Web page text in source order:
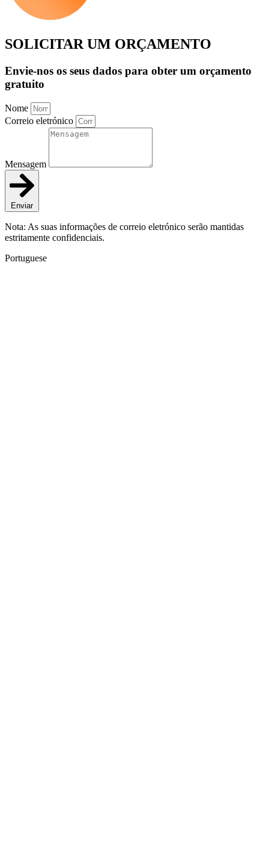
SOLICITAR UM ORÇAMENTO
Envie-nos os seus dados para obter um orçamento
gratuito
Nome
Correio eletrónico
Mensagem
Enviar
Nota: As suas informações de correio eletrónico serão mantidas
estritamente confidenciais.
Portuguese